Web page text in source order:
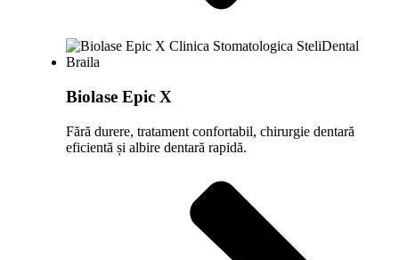
Biolase Epic X
Fără durere, tratament confortabil, chirurgie dentară
eficientă și albire dentară rapidă.